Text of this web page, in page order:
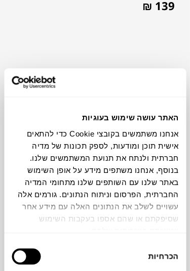
האתר עושה שימוש בעוגיות
אנחנו משתמשים בקובצי Cookie כדי להתאים
אישית תוכן ומודעות, לספק תכונות של מדיה
חברתית ולנתח את תנועת המשתמשים שלנו.
בנוסף, אנחנו משתפים מידע על אופן השימוש
באתר שלנו עם השותפים שלנו מתחומי המדיה
החברתית, הפרסום וניתוח הנתונים. גורמים אלה
עשויים לשלב את הנתונים האלה עם מידע אחר
שסיפקתם או שהם אספו בעקבות השימוש
הסכמה
הכרחיות
₪ 139
צבעים
HAYמוסיפים צבע, גמישות וקריצה למשימת